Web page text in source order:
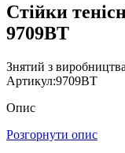
Стійки
9709BT
Знятий з виробництва
Артикул:9709BT
Опис
Розгорнути опис